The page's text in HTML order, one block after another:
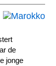
de
jonge